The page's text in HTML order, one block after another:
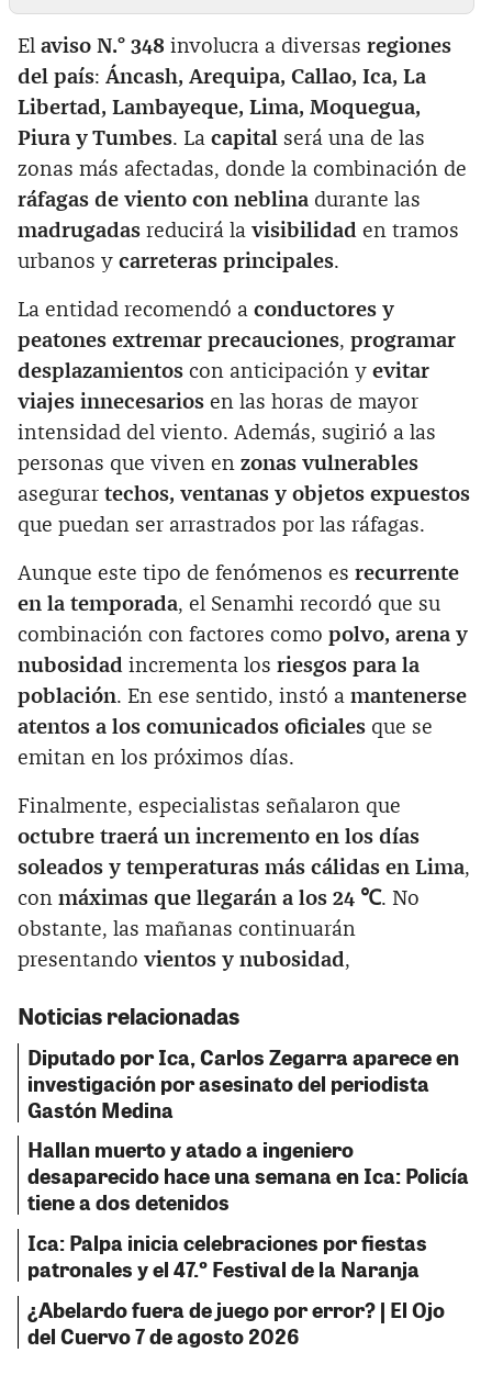
El aviso N.° 348 involucra a diversas regiones
del país: Áncash, Arequipa, Callao, Ica, La
Libertad, Lambayeque, Lima, Moquegua,
Piura y Tumbes. La capital será una de las
zonas más afectadas, donde la combinación de
ráfagas de viento con neblina durante las
madrugadas reducirá la visibilidad en tramos
urbanos y carreteras principales.
La entidad recomendó a conductores y
peatones extremar precauciones, programar
desplazamientos con anticipación y evitar
viajes innecesarios en las horas de mayor
intensidad del viento. Además, sugirió a las
personas que viven en zonas vulnerables
asegurar techos, ventanas y objetos expuestos
que puedan ser arrastrados por las ráfagas.
Aunque este tipo de fenómenos es recurrente
en la temporada, el Senamhi recordó que su
combinación con factores como polvo, arena y
nubosidad incrementa los riesgos para la
población. En ese sentido, instó a mantenerse
atentos a los comunicados oficiales que se
emitan en los próximos días.
Finalmente, especialistas señalaron que
octubre traerá un incremento en los días
soleados y temperaturas más cálidas en Lima,
con máximas que llegarán a los 24 ℃. No
obstante, las mañanas continuarán
presentando vientos y nubosidad,
Noticias relacionadas
Diputado por Ica, Carlos Zegarra aparece en
investigación por asesinato del periodista
Gastón Medina
Hallan muerto y atado a ingeniero
desaparecido hace una semana en Ica: Policía
tiene a dos detenidos
Ica: Palpa inicia celebraciones por fiestas
patronales y el 47.º Festival de la Naranja
¿Abelardo fuera de juego por error? | El Ojo
del Cuervo 7 de agosto 2026